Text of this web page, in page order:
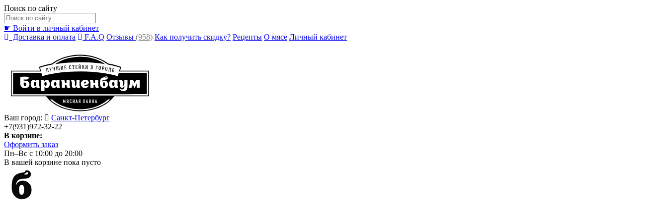
Поиск по сайту
☛ Войти в личный кабинет
Доставка и оплата
F.A.Q Отзывы (958) Как получить скидку? Рецепты О мясе Личный кабинет
Ваш город:
Санкт-Петербург
+7(931)972-32-22
В корзине:
Оформить заказ
Пн–Вс с 10:00 до 20:00
В вашей корзине пока пусто